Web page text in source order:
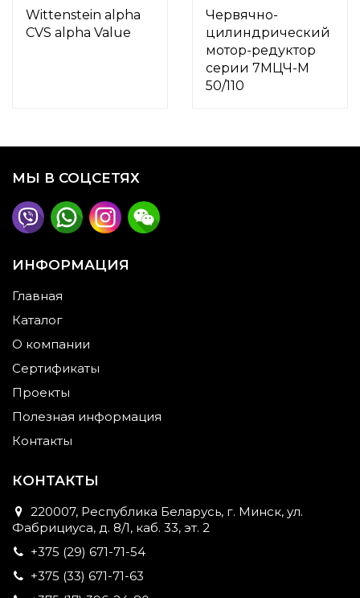
Wittenstein alpha
CVS alpha Value
Червячно-
цилиндрический
мотор-редуктор
серии 7МЦЧ-М
50/110
МЫ В СОЦСЕТЯХ
ИНФОРМАЦИЯ
Главная
Каталог
О компании
Сертификаты
Проекты
Полезная информация
Контакты
КОНТАКТЫ
220007, Республика Беларусь, г. Минск, ул.
Фабрициуса, д. 8/1, каб. 33, эт. 2
+375 (29) 671-71-54
+375 (33) 671-71-63